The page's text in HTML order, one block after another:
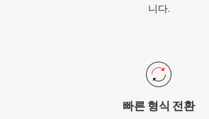
니다.
빠른 형식 전환